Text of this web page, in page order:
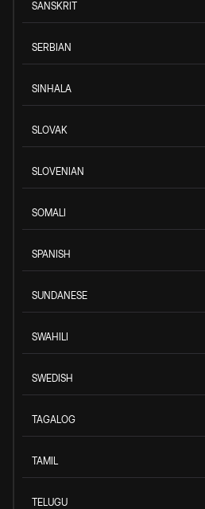
SANSKRIT
SERBIAN
SINHALA
SLOVAK
SLOVENIAN
SOMALI
SPANISH
SUNDANESE
SWAHILI
SWEDISH
TAGALOG
TAMIL
TELUGU